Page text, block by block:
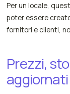
Per un locale,
poter essere
fornitori e clienti,
Prezzi,